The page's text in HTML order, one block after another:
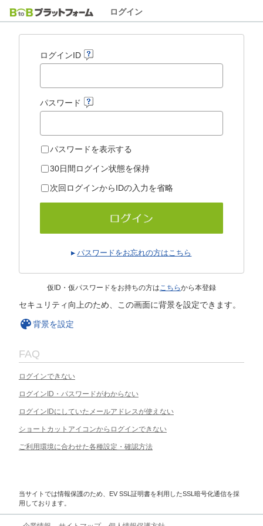
ログイン
ログインID
パスワード
パスワードを表示する
30日間ログイン状態を保持
次回ログインからIDの入力を省略
パスワードをお忘れの方はこちら
仮ID・仮パスワードをお持ちの方はこちらから本登録
セキュリティ向上のため、この画面に背景を設定できます。
背景を設定
FAQ
ログインできない
ログインID・パスワードがわからない
ログインIDにしていたメールアドレスが使えない
ショートカットアイコンからログインできない
ご利用環境に合わせた各種設定・確認方法
当サイトでは情報保護のため、EV SSL証明書を利用したSSL暗号化通信を採
用しております。